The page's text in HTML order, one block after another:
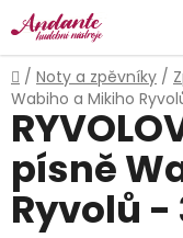
Přejít
na
obsah
Domů
/ Noty a zpěvníky /
Wabiho a Mikiho
písně
Ryvolů -